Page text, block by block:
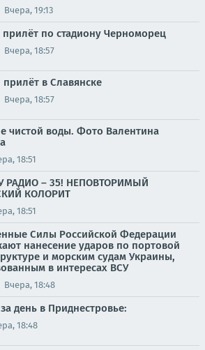
Вчера, 19:13
прилёт по стадиону Черноморец
Вчера, 18:57
в Славянске
Вчера, 18:57
чистой воды. Фото Валентина
18:51
РАДИО – 35! НЕПОВТОРИМЫЙ
КОЛОРИТ
18:51
Силы Российской Федерации
нанесение ударов по портовой
и морским судам Украины,
в интересах ВСУ
Вчера, 18:48
день в Приднестровье:
18:48